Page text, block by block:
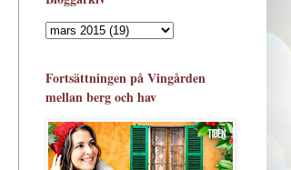
Fortsättningen på Vingården
mellan berg och hav